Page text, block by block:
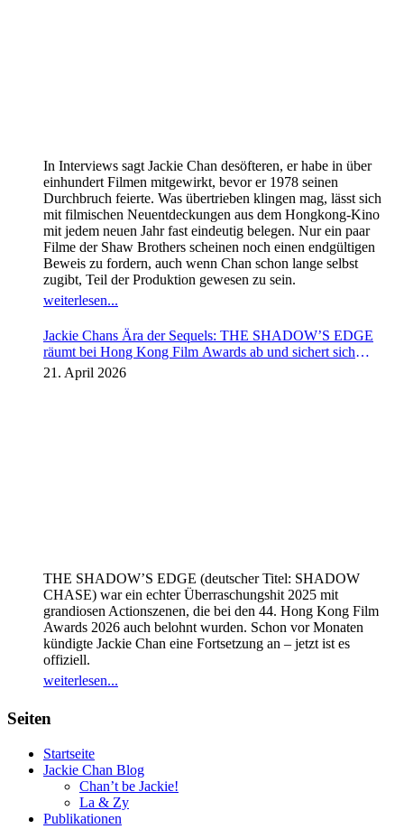
In Interviews sagt Jackie Chan desöfteren, er habe in über
einhundert Filmen mitgewirkt, bevor er 1978 seinen
Durchbruch feierte. Was übertrieben klingen mag, lässt sich
mit filmischen Neuentdeckungen aus dem Hongkong-Kino
mit jedem neuen Jahr fast eindeutig belegen. Nur ein paar
Filme der Shaw Brothers scheinen noch einen endgültigen
Beweis zu fordern, auch wenn Chan schon lange selbst
zugibt, Teil der Produktion gewesen zu sein.
weiterlesen...
Jackie Chans Ära der Sequels: THE SHADOW’S EDGE
räumt bei Hong Kong Film Awards ab und sichert sich
Fortsetzung
21. April 2026
THE SHADOW’S EDGE (deutscher Titel: SHADOW
CHASE) war ein echter Überraschungshit 2025 mit
grandiosen Actionszenen, die bei den 44. Hong Kong Film
Awards 2026 auch belohnt wurden. Schon vor Monaten
kündigte Jackie Chan eine Fortsetzung an – jetzt ist es
offiziell.
weiterlesen...
Seiten
Startseite
Jackie Chan Blog
Chan’t be Jackie!
La & Zy
Publikationen